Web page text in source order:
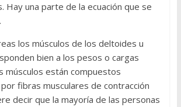
Hay una parte de la ecuación que se
los músculos de los deltoides u
bien a los pesos o cargas
músculos están compuestos
fibras musculares de contracción
decir que la mayoría de las personas